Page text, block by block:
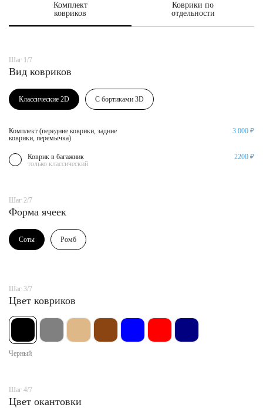
Комплект
ковриков
Коврики по
отдельности
Шаг 1/7
Вид ковриков
Классические 2D С бортиками 3D
Комплект (передние коврики, задние
коврики, перемычка)
3 000 ₽
Коврик в багажник
только классический
2200 ₽
Шаг 2/7
Форма ячеек
Соты Ромб
Шаг 3/7
Цвет ковриков
Черный
Шаг 4/7
Цвет окантовки